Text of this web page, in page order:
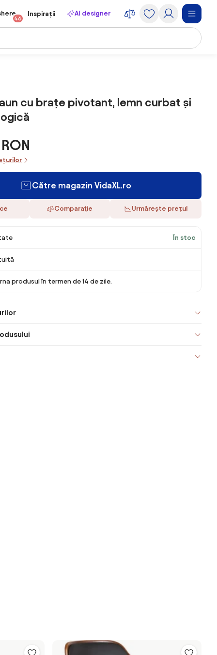
46
Inspirații AI designer
cu brațe pivotant, lemn curbat și
Către magazin VidaXL.ro
Comparaţie Urmărește prețul
În stoc
produsul în termen de 14 de zile.